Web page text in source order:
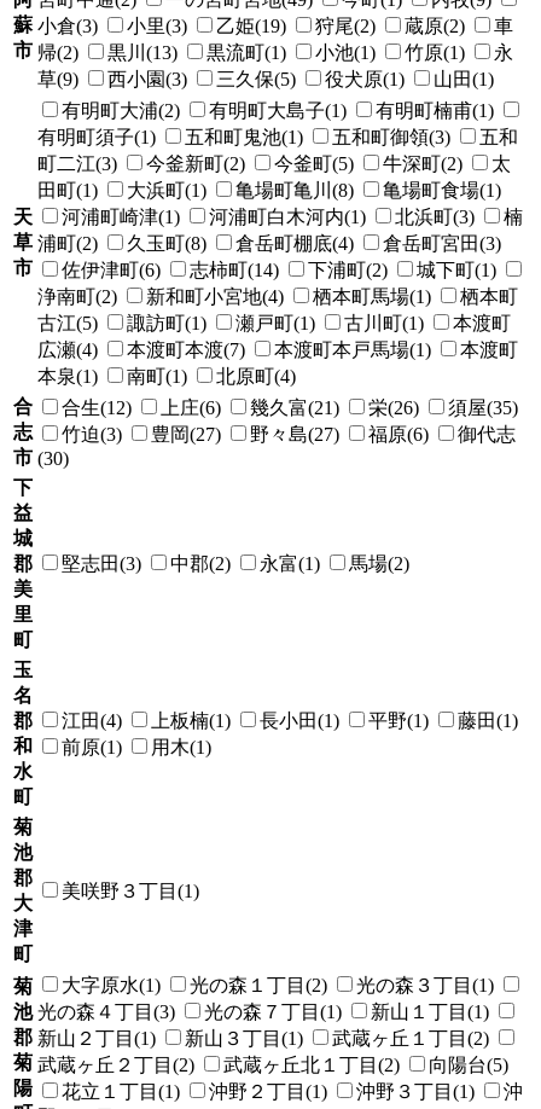
蘇
市
小倉(3)
小里(3) 乙姫(19) 狩尾(2) 蔵原(2)
車
帰(2)
黒川(13) 黒流町(1) 小池(1) 竹原(1)
永
草(9)
西小園(3) 三久保(5) 役犬原(1) 山田(1)
天
草
市
有明町大浦(2) 有明町大島子(1)
有明町楠甫(1)
有明町須子(1)
五和町鬼池(1) 五和町御領(3)
五和
町二江(3)
今釜新町(2) 今釜町(5) 牛深町(2)
太
田町(1)
大浜町(1) 亀場町亀川(8)
亀場町食場(1)
河浦町崎津(1)
河浦町白木河内(1) 北浜町(3)
楠
浦町(2)
久玉町(8) 倉岳町棚底(4)
倉岳町宮田(3)
佐伊津町(6)
志柿町(14) 下浦町(2)
城下町(1)
浄南町(2)
新和町小宮地(4) 栖本町馬場(1)
栖本町
古江(5)
諏訪町(1) 瀬戸町(1) 古川町(1)
本渡町
広瀬(4)
本渡町本渡(7) 本渡町本戸馬場(1)
本渡町
本泉(1)
南町(1)
北原町(4)
合
志
市
合生(12) 上庄(6) 幾久富(21) 栄(26)
須屋(35)
竹迫(3)
豊岡(27) 野々島(27) 福原(6)
御代志
(30)
下
益
城
郡
美
里
町
堅志田(3) 中郡(2) 永富(1) 馬場(2)
玉
名
郡
和
水
町
江田(4) 上板楠(1) 長小田(1) 平野(1)
藤田(1)
前原(1)
用木(1)
菊
池
郡
大
津
町
美咲野３丁目(1)
菊
池
郡
菊
陽
大字原水(1) 光の森１丁目(2)
光の森３丁目(1)
光の森４丁目(3)
光の森７丁目(1)
新山１丁目(1)
新山２丁目(1)
新山３丁目(1)
武蔵ヶ丘１丁目(2)
武蔵ヶ丘２丁目(2)
武蔵ヶ丘北１丁目(2)
向陽台(5)
花立１丁目(1)
沖野２丁目(1) 沖野３丁目(1)
沖